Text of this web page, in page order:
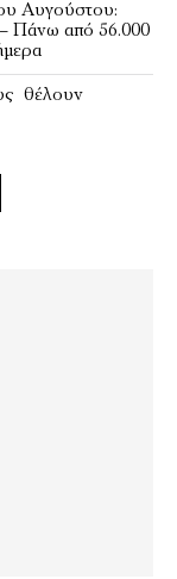
Αυγούστου:
– Πάνω από 56.000
θέλουν